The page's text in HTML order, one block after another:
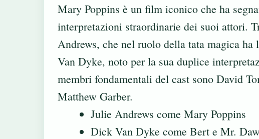
Mary Poppins è un film iconico che ha
interpretazioni straordinarie dei suoi attori.
Andrews, che nel ruolo della tata magica
Van Dyke, noto per la sua duplice
membri fondamentali del cast sono David
Matthew Garber.
Julie Andrews come Mary Poppins
Dick Van Dyke come Bert e Mr.